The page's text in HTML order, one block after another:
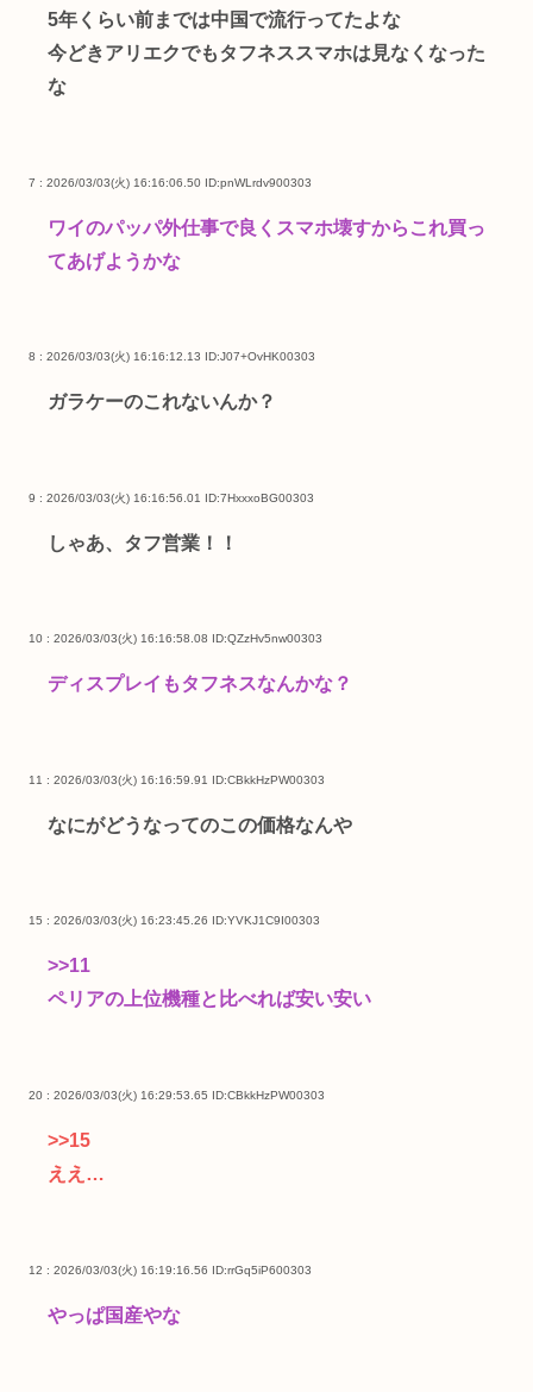
5年くらい前までは中国で流行ってたよな
今どきアリエクでもタフネススマホは見なくなった
な
7 : 2026/03/03(火) 16:16:06.50 ID:pnWLrdv900303
ワイのパッパ外仕事で良くスマホ壊すからこれ買っ
てあげようかな
8 : 2026/03/03(火) 16:16:12.13 ID:J07+OvHK00303
ガラケーのこれないんか？
9 : 2026/03/03(火) 16:16:56.01 ID:7HxxxoBG00303
しゃあ、タフ営業！！
10 : 2026/03/03(火) 16:16:58.08 ID:QZzHv5nw00303
ディスプレイもタフネスなんかな？
11 : 2026/03/03(火) 16:16:59.91 ID:CBkkHzPW00303
なにがどうなってのこの価格なんや
15 : 2026/03/03(火) 16:23:45.26 ID:YVKJ1C9I00303
>>11
ペリアの上位機種と比べれば安い安い
20 : 2026/03/03(火) 16:29:53.65 ID:CBkkHzPW00303
>>15
ええ…
12 : 2026/03/03(火) 16:19:16.56 ID:rrGq5iP600303
やっぱ国産やな